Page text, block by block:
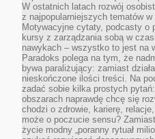
W ostatnich latach rozwój
z najpopularniejszych tematów w
Motywacyjne cytaty, podcasty o
kursy z zarządzania sobą w
nawykach – wszystko to jest na
Paradoks polega na tym, że
bywa paraliżujący: zamiast
nieskończone ilości treści. Na
zadać sobie kilka prostych
obszarach naprawdę chcę się
chodzi o zdrowie, karierę,
może o poczucie sensu?
życie modny „poranny rytuał